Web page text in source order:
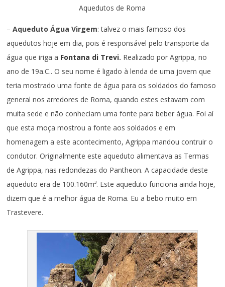
Aquedutos de Roma
–Aqueduto Água Virgem: talvez o mais famoso dos
aquedutos hoje em dia, pois é responsável pelo transporte da
água que iriga a Fontana di Trevi. Realizado por Agrippa, no
ano de 19a.C.. O seu nome é ligado à lenda de uma jovem que
teria mostrado uma fonte de água para os soldados do famoso
general nos arredores de Roma, quando estes estavam com
muita sede e não conheciam uma fonte para beber água. Foi aí
que esta moça mostrou a fonte aos soldados e em
homenagem a este acontecimento, Agrippa mandou contruir o
condutor. Originalmente este aqueduto alimentava as Termas
de Agrippa, nas redondezas do Pantheon. A capacidade deste
aqueduto era de 100.160m³. Este aqueduto funciona ainda hoje,
dizem que é a melhor água de Roma. Eu a bebo muito em
Trastevere.